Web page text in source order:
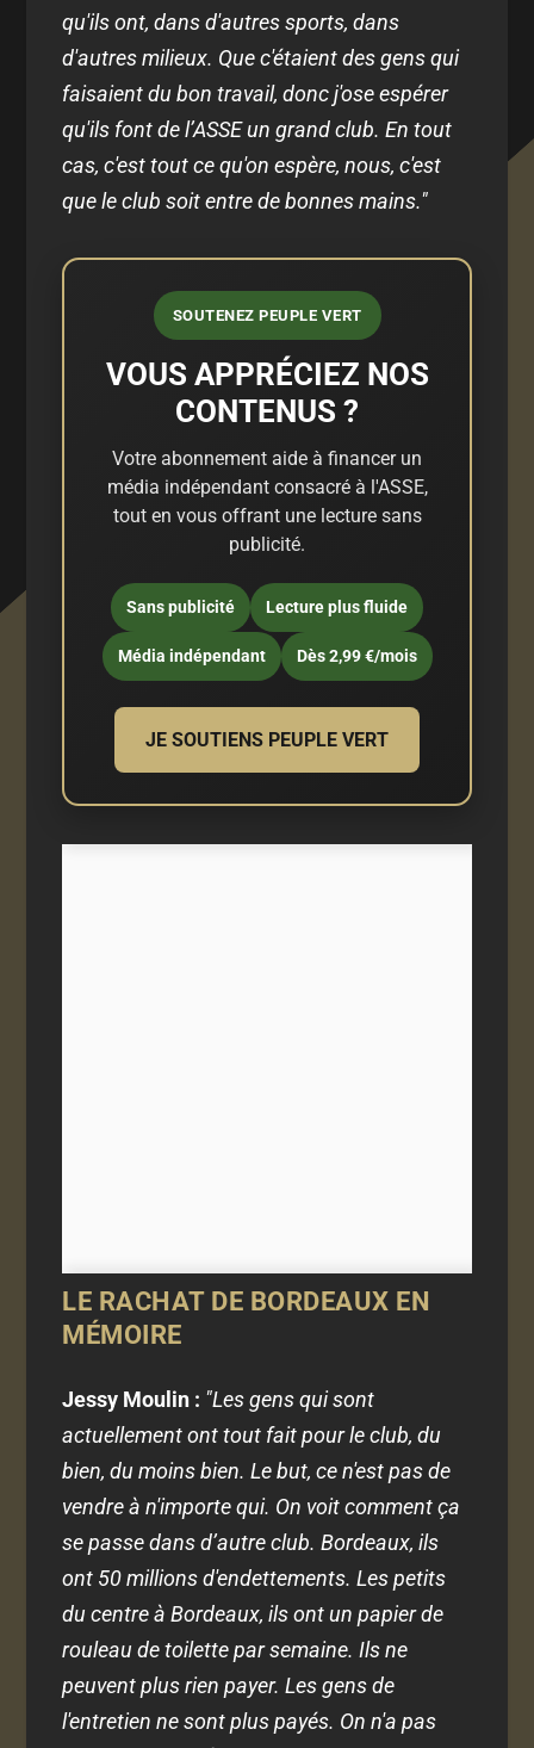
qu'ils ont, dans d'autres sports, dans
d'autres milieux. Que c'étaient des gens qui
faisaient du bon travail, donc j'ose espérer
qu'ils font de l’ASSE un grand club. En tout
cas, c'est tout ce qu'on espère, nous, c'est
que le club soit entre de bonnes mains."
SOUTENEZ PEUPLE VERT
VOUS APPRÉCIEZ NOS
CONTENUS ?
Votre abonnement aide à financer un
média indépendant consacré à l'ASSE,
tout en vous offrant une lecture sans
publicité.
Sans publicité Lecture plus fluide
Média indépendant Dès 2,99 €/mois
JE SOUTIENS PEUPLE VERT
LE RACHAT DE BORDEAUX EN
MÉMOIRE
Jessy Moulin : "Les gens qui sont
actuellement ont tout fait pour le club, du
bien, du moins bien. Le but, ce n'est pas de
vendre à n'importe qui. On voit comment ça
se passe dans d’autre club. Bordeaux, ils
ont 50 millions d'endettements. Les petits
du centre à Bordeaux, ils ont un papier de
rouleau de toilette par semaine. Ils ne
peuvent plus rien payer. Les gens de
l'entretien ne sont plus payés. On n'a pas